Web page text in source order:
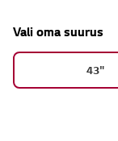
Vali oma suurus
43"